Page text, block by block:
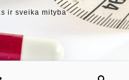
ir sveika mityba